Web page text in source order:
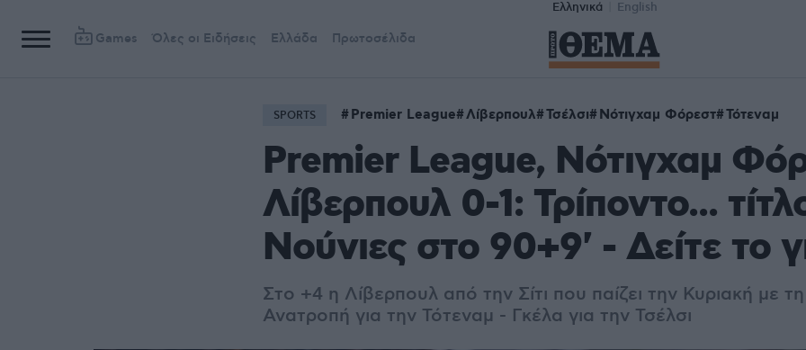
Ελληνικά English
Games Όλες οι Ειδήσεις Ελλάδα Πρωτοσέλιδα
SPORTS Premier League Λίβερπουλ Τσέλσι Νότιγχαμ Φόρεστ Τότεναμ
Premier League, Νότιγχαμ
Λίβερπουλ 0-1: Τρίποντο...
Νούνιες στο 90+9' - Δείτε το
Στο +4 η Λίβερπουλ από την Σίτι που παίζει την Κυριακή με τη
Ανατροπή για την Τότεναμ - Γκέλα για την Τσέλσι